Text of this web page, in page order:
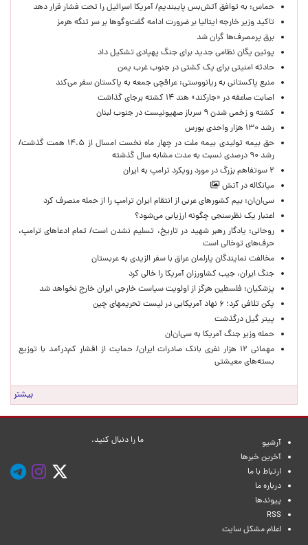
حماس: به توافق آتش‌بس پایبندیم/ آمریکا اسرائیل را تحت فشار قرار دهد
تاکید وزیر خارجه ایتالیا بر ضرورت ادامه گفت‌وگوها بر سر تنگه هرمز
برق پرمصرف‌ها گران شد
پوتین یگان نظامی جدید برای جنگ پهپادی تشکیل داد
حادثه امنیتی برای یک کشتی در جنوب غرب یمن
منبع پاکستانی به ریانووستی: عراقچی جمعه به پاکستان سفر می‌کند
اصابت صاعقه در «جارکند» هند ۱۴ کشته برجای گذاشت
کشته و زخمی شدن ۹ سرباز صهیونیست در جنوب لبنان
رشد ۱۳۰ هزار واحدی بورس
حق بیمه تولیدی بیمه ملت در چهار ماه نخست امسال از ۱۴.۵ همت گذشت/
رشد ۹۰ درصدی نسبت به مدت مشابه سال گذشته
۲ سوتفاهم بزرگ در مورد رویکرد ترامپ به ایران
میانکاله در آتش
سی‌ان‌ان: بیم کشورهای عربی از انتقام ایران ترامپ را از حمله منصرف کرد
اعتبار یک نظرسنجی چگونه ارزیابی می‌شود؟
روحانی: یادگار رهبر شهید در تاریخ، تسلیم نشدن است/ تمام ادعاهای ترامپ،
حرف‌های توخالی است
مخالفت نمایندگان پارلمان عراق با سفر الزیدی به عربستان
جنگ ایران، جیب کشاورزان آمریکا را خالی کرد
پزشکیان: فلسطین هرگز از اولویت سیاست خارجی ایران خارج نخواهد شد
پکن تلافی کرد؛ ۶ نهاد آمریکایی در لیست تحریمهای چین
پیتر گیل درگذشت
حمله وزیر جنگ آمریکا به سی‌ان‌ان
مهمانی ۱۲ هزار نفری بانک صادرات ایران/ حمایت از اقشار کم‌درآمد با توزیع
بسته‌های معیشتی
بیشتر
آرشیو
آخرین خبرها
ارتباط با ما
درباره ما
پیوندها
RSS
اعلام مشکل سایت
ما را دنبال کنید.